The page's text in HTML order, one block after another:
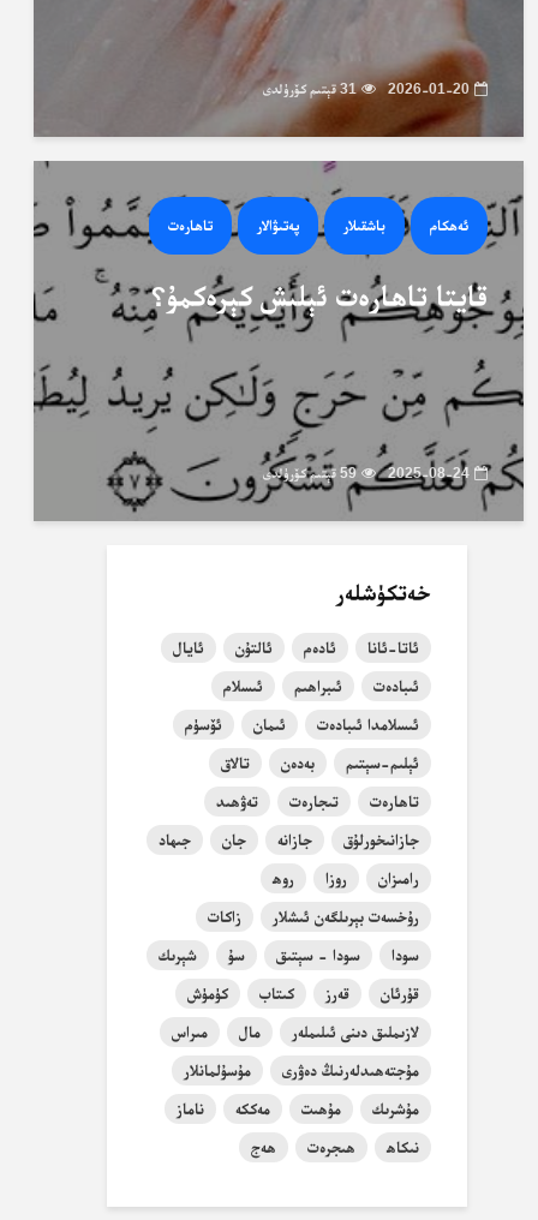
2026-01-20 31 قېتىم كۆرۈلدى
ئەھكام باشقىلار پەتىۋالار تاھارەت
قايتا تاھارەت ئېلىش كېرەكمۇ؟
2025-08-24 59 قېتىم كۆرۈلدى
خەتكۈشلەر
ئاتا-ئانا ئادەم ئالتۇن
ئايال
ئىبادەت
ئىبراھىم
ئىسلام
ئىسلامدا ئىبادەت
ئىمان
ئۆسۈم
ئېلىم-سېتىم
بەدەن
تالاق
تاھارەت
تىجارەت
تەۋھىد
جازانىخورلۇق
جازانە جان
جىھاد
رامىزان
روزا
روھ
رۇخسەت بېرىلگەن ئىشلار
زاكات
سودا
سودا - سېتىق سۇ
شېرىك
قۇرئان
قەرز كىتاب
كۈمۈش
لازىملىق دىنى ئىلىملەر
مال
مىراس
مۇجتەھىدلەرنىڭ دەۋرى
مۇسۇلمانلار
مۇشرىك
مۇھىت مەككە
ناماز
نىكاھ
ھىجرەت ھەج